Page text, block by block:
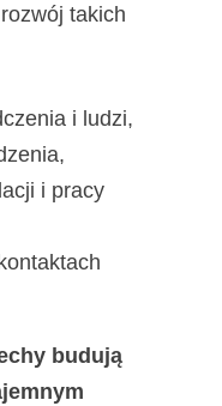
takich
i ludzi,
i pracy
budują